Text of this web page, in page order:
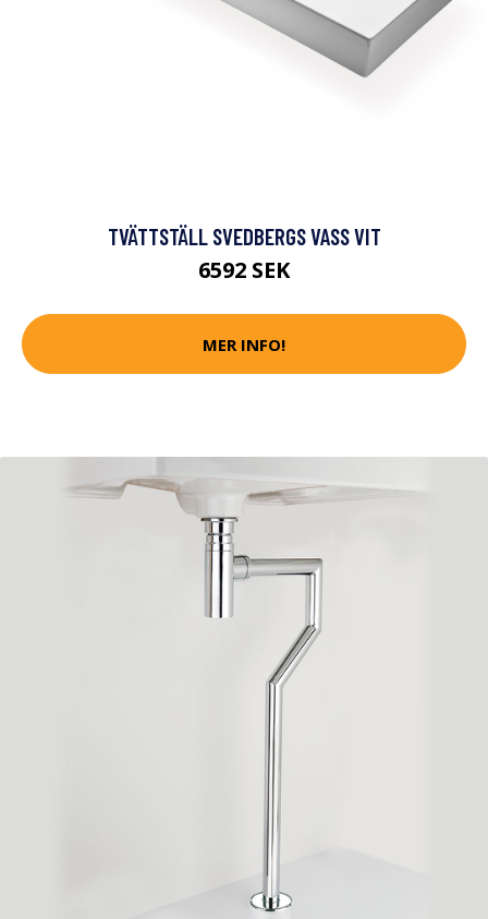
TVÄTTSTÄLL SVEDBERGS VASS VIT
6592 SEK
MER INFO!